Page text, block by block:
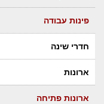
פינות עבודה
חדרי שינה
ארונות
ארונות פתיחה